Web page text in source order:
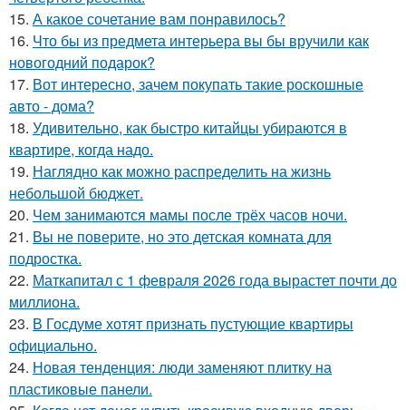
15. А какое сочетание вам понравилось?
16. Что бы из предмета интерьера вы бы вручили как
новогодний подарок?
17. Вот интересно, зачем покупать такие роскошные
авто - дома?
18. Удивительно, как быстро китайцы убираются в
квартире, когда надо.
19. Наглядно как можно распределить на жизнь
небольшой бюджет.
20. Чем занимаются мамы после трёх часов ночи.
21. Вы не поверите, но это детская комната для
подростка.
22. Маткапитал с 1 февраля 2026 года вырастет почти до
миллиона.
23. В Госдуме хотят признать пустующие квартиры
официально.
24. Новая тенденция: люди заменяют плитку на
пластиковые панели.